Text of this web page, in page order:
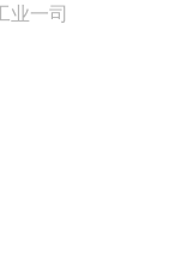
业一司